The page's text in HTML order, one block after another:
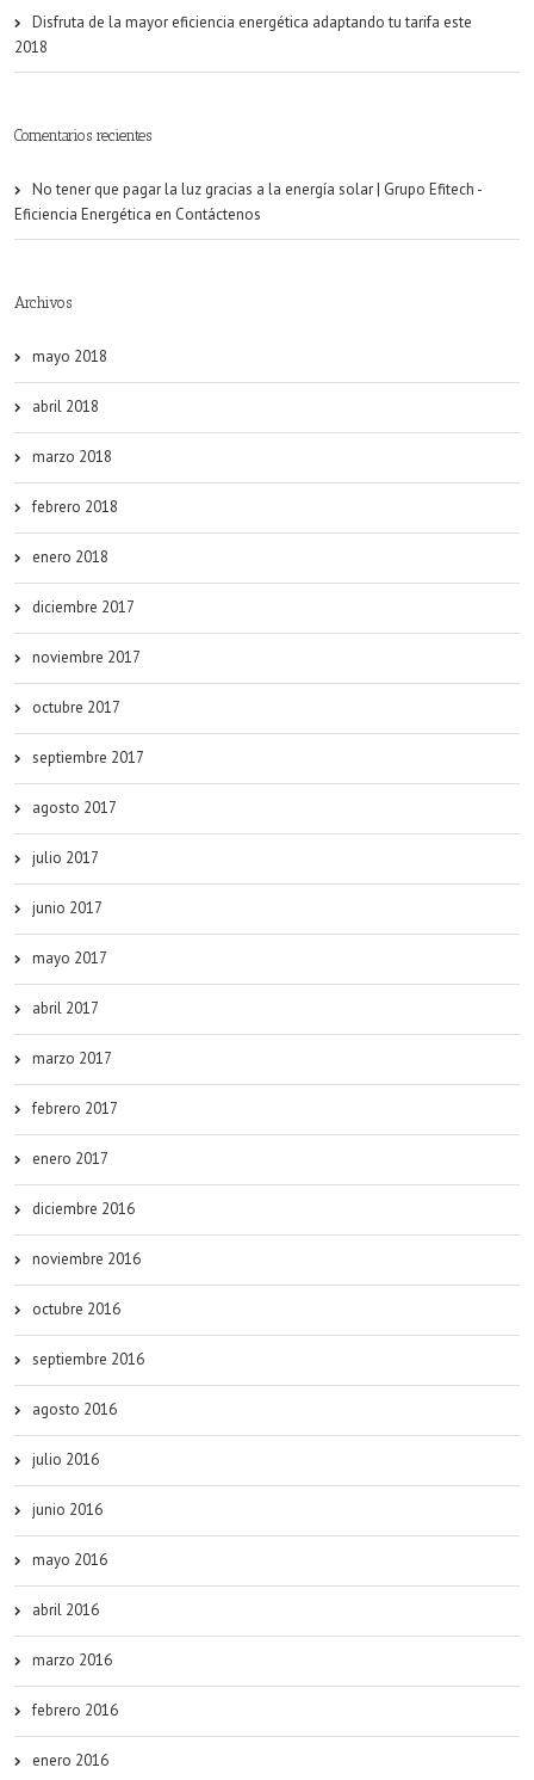
Disfruta de la mayor eficiencia energética adaptando tu tarifa este
2018
Comentarios recientes
No tener que pagar la luz gracias a la energía solar | Grupo Efitech -
Eficiencia Energética en Contáctenos
Archivos
mayo 2018
abril 2018
marzo 2018
febrero 2018
enero 2018
diciembre 2017
noviembre 2017
octubre 2017
septiembre 2017
agosto 2017
julio 2017
junio 2017
mayo 2017
abril 2017
marzo 2017
febrero 2017
enero 2017
diciembre 2016
noviembre 2016
octubre 2016
septiembre 2016
agosto 2016
julio 2016
junio 2016
mayo 2016
abril 2016
marzo 2016
febrero 2016
enero 2016